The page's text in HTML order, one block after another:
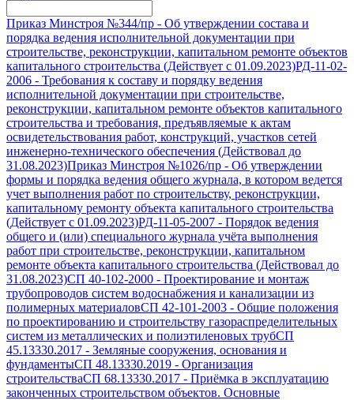
Приказ Минстроя №344/пр - Об утверждении состава и
порядка ведения исполнительной документации при
строительстве, реконструкции, капитальном ремонте объектов
капитального строительства (Действует с 01.09.2023)РД-11-02-
2006 - Требования к составу и порядку ведения
исполнительной документации при строительстве,
реконструкции, капитальном ремонте объектов капитального
строительства и требования, предъявляемые к актам
освидетельствования работ, конструкций, участков сетей
инженерно-технического обеспечения (Действовал до
31.08.2023)Приказ Минстроя №1026/пр - Об утверждении
формы и порядка ведения общего журнала, в котором ведется
учет выполнения работ по строительству, реконструкции,
капитальному ремонту объекта капитального строительства
(Действует с 01.09.2023)РД-11-05-2007 - Порядок ведения
общего и (или) специального журнала учёта выполнения
работ при строительстве, реконструкции, капитальном
ремонте объекта капитального строительства (Действовал до
31.08.2023)СП 40-102-2000 - Проектирование и монтаж
трубопроводов систем водоснабжения и канализации из
полимерных материаловСП 42-101-2003 - Общие положения
по проектированию и строительству газораспределительных
систем из металлических и полиэтиленовых трубСП
45.13330.2017 - Земляные сооружения, основания и
фундаментыСП 48.13330.2019 - Организация
строительстваСП 68.13330.2017 - Приёмка в эксплуатацию
законченных строительством объектов. Основные